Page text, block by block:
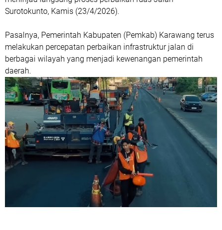
Surotokunto, Kamis (23/4/2026).
Pasalnya, Pemerintah Kabupaten (Pemkab) Karawang terus
melakukan percepatan perbaikan infrastruktur jalan di
berbagai wilayah yang menjadi kewenangan pemerintah
daerah.